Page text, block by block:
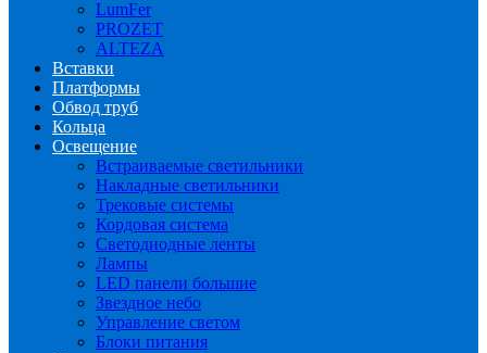
LumFer
PROZET
ALTEZA
Вставки
Платформы
Обвод труб
Кольца
Освещение
Встраиваемые светильники
Накладные светильники
Трековые системы
Кордовая система
Светодиодные ленты
Лампы
LED панели большие
Звездное небо
Управление светом
Блоки питания